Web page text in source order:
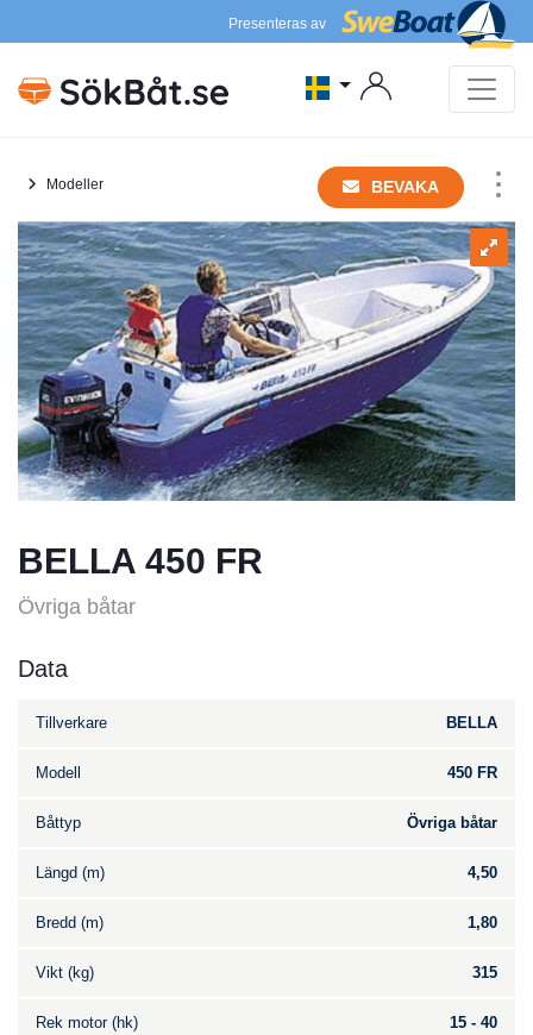
Presenteras av
Modeller BEVAKA
BELLA 450 FR
Övriga båtar
Data
Tillverkare BELLA
Modell 450 FR
Båttyp Övriga båtar
Längd (m) 4,50
Bredd (m) 1,80
Vikt (kg) 315
Rek motor (hk) 15 - 40